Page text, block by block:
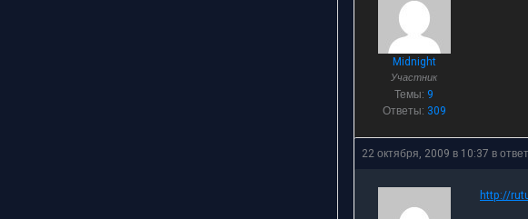
Midnight
Участник
Темы: 9
Ответы: 309
22 октября, 2009 в 10:37 в
http://